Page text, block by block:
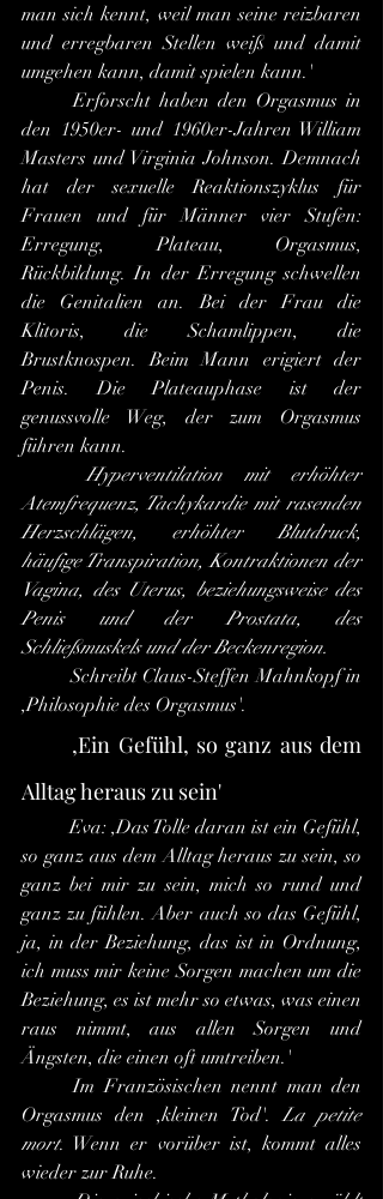
man sich kennt, weil man seine reizbaren
und erregbaren Stellen weiß und damit
umgehen kann, damit spielen kann.'
	Erforscht haben den Orgasmus in
den 1950er- und 1960er-Jahren William
Masters und Virginia Johnson. Demnach
hat der sexuelle Reaktionszyklus für
Frauen und für Männer vier Stufen:
Erregung, Plateau, Orgasmus,
Rückbildung. In der Erregung schwellen
die Genitalien an. Bei der Frau die
Klitoris, die Schamlippen, die
Brustknospen. Beim Mann erigiert der
Penis. Die Plateauphase ist der
genussvolle Weg, der zum Orgasmus
führen kann.
	Hyperventilation mit erhöhter
Atemfrequenz, Tachykardie mit rasenden
Herzschlägen, erhöhter Blutdruck,
häufige Transpiration, Kontraktionen der
Vagina, des Uterus, beziehungsweise des
Penis und der Prostata, des
Schließmuskels und der Beckenregion.
	Schreibt Claus-Steffen Mahnkopf in
,Philosophie des Orgasmus'.
,Ein Gefühl, so ganz aus dem
Alltag heraus zu sein'
	Eva: ,Das Tolle daran ist ein Gefühl,
so ganz aus dem Alltag heraus zu sein, so
ganz bei mir zu sein, mich so rund und
ganz zu fühlen. Aber auch so das Gefühl,
ja, in der Beziehung, das ist in Ordnung,
ich muss mir keine Sorgen machen um die
Beziehung, es ist mehr so etwas, was einen
raus nimmt, aus allen Sorgen und
Ängsten, die einen oft umtreiben.'
	Im Französischen nennt man den
Orgasmus den ,kleinen Tod'. La petite
mort. Wenn er vorüber ist, kommt alles
wieder zur Ruhe.